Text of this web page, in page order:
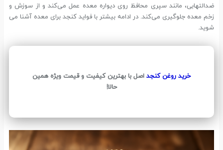
ضدالتهابی، مانند سپری محافظ روی دیواره معده عمل می‌کند و از سوزش و
زخم معده جلوگیری می‌کند. در ادامه بیشتر با فواید کنجد برای معده آشنا می
شوید.
خرید روغن کنجد اصل با بهترین کیفیت و قیمت ویژه همین
حالا!